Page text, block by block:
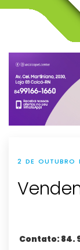
2 DE OUTUBRO
Contato: 84.